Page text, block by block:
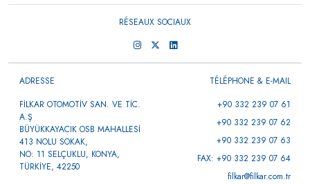
RÉSEAUX SOCIAUX
ADRESSE
FİLKAR OTOMOTİV SAN. VE TİC.
A.Ş
BÜYÜKKAYACIK OSB MAHALLESİ
413 NOLU SOKAK,
NO: 11 SELÇUKLU, KONYA,
TÜRKİYE, 42250
TÉLÉPHONE & E-MAIL
+90 332 239 07 61
+90 332 239 07 62
+90 332 239 07 63
FAX: +90 332 239 07 64
filkar@filkar.com.tr